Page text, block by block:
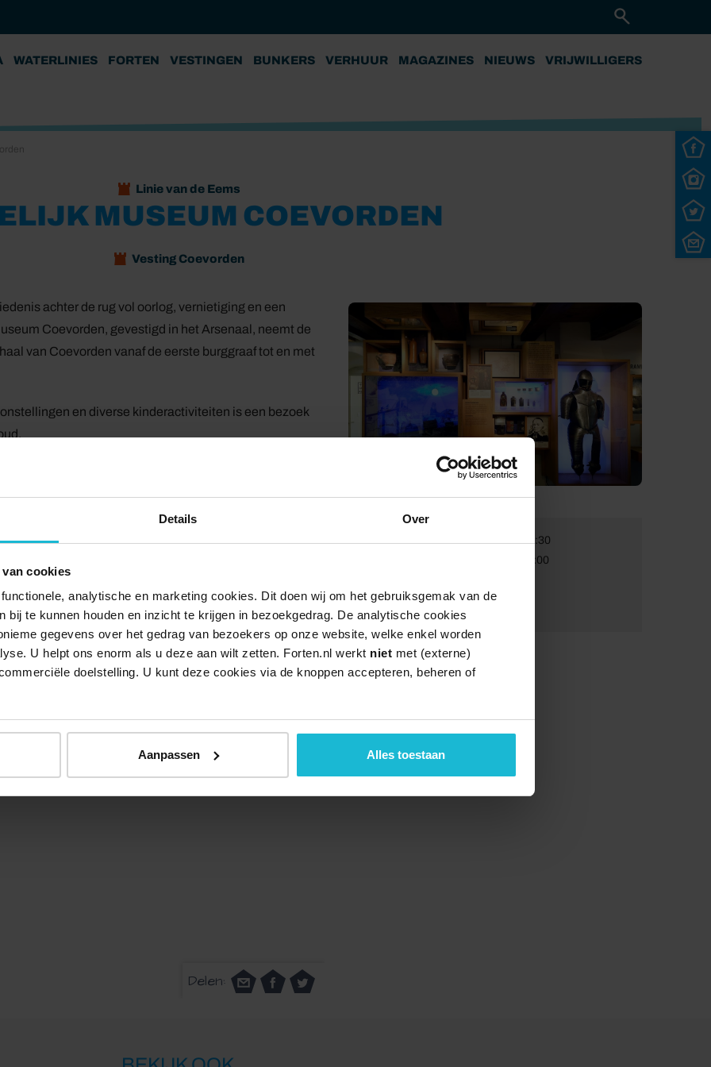
Details Over
cookies
analytische en marketing cookies. Dit doen wij om het gebruiksgemak van de
bij te kunnen houden en inzicht te krijgen in bezoekgedrag. De analytische cookies
gegevens over het gedrag van bezoekers op onze website, welke enkel worden
U helpt ons enorm als u deze aan wilt zetten. Forten.nl werkt niet met (externe)
doelstelling. U kunt deze cookies via de knoppen accepteren, beheren of
Aanpassen Alles toestaan
WATERLINIES FORTEN VESTINGEN BUNKERS VERHUUR MAGAZINES NIEUWS VRIJWILLIGERS
Linie van de Eems
MUSEUM COEVORDEN
Vesting Coevorden
achter de rug vol oorlog, vernietiging en een
Coevorden, gevestigd in het Arsenaal, neemt de
van Coevorden vanaf de eerste burggraaf tot en met
en diverse kinderactiviteiten is een bezoek
Delen:
Van:
01-01-2026 09:30
31-12-2026 17:00
Volwassenen:
€ 9
Kinderen:
Gratis